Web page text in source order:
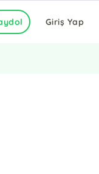
Giriş Yap